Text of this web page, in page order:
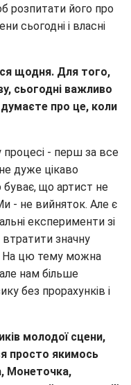
розпитати його про
сьогодні і власні
щодня. Для того,
сьогодні важливо
про це, коли
- перш за все
дуже цікаво
що артист не
- не вийняток. Але є
експерименти зі
значну
На цю тему можна
нам більше
без прорахунків і
молодої сцени,
просто якимось
Монеточка,